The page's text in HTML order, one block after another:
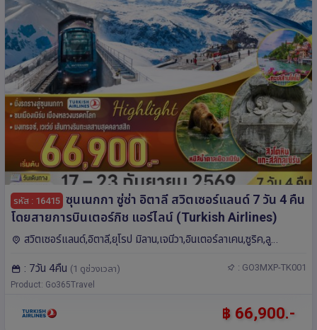
รหัส : 16415 ซุนเนกกา ซู่ซ่า อิตาลี สวิตเซอร์แลนด์ 7 วัน 4 คืน
โดยสายการบินเตอร์กิช แอร์ไลน์ (Turkish Airlines)
สวิตเซอร์แลนด์,อิตาลี,ยุโรป มิลาน,เจนีวา,อินเตอร์ลาเคน,ซูริค,ลู
: 7วัน 4คืน (1 ดูช่วงเวลา) : GO3MXP-TK001
Product: Go365Travel
฿ 66,900.-